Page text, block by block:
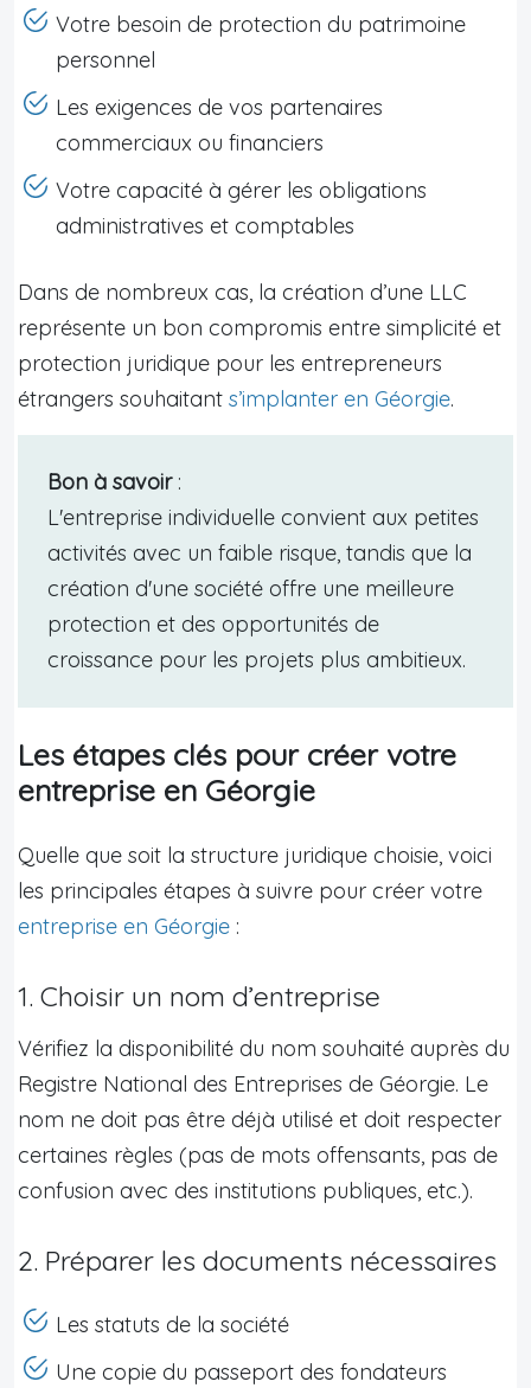
Votre besoin de protection du patrimoine
personnel
Les exigences de vos partenaires
commerciaux ou financiers
Votre capacité à gérer les obligations
administratives et comptables
Dans de nombreux cas, la création d’une LLC
représente un bon compromis entre simplicité et
protection juridique pour les entrepreneurs
étrangers souhaitant s’implanter en Géorgie.
Bon à savoir:
L'entreprise individuelle convient aux petites
activités avec un faible risque, tandis que la
création d'une société offre une meilleure
protection et des opportunités de
croissance pour les projets plus ambitieux.
Les étapes clés pour créer votre
entreprise en Géorgie
Quelle que soit la structure juridique choisie, voici
les principales étapes à suivre pour créer votre
entreprise en Géorgie :
1. Choisir un nom d’entreprise
Vérifiez la disponibilité du nom souhaité auprès du
Registre National des Entreprises de Géorgie. Le
nom ne doit pas être déjà utilisé et doit respecter
certaines règles (pas de mots offensants, pas de
confusion avec des institutions publiques, etc.).
2. Préparer les documents nécessaires
Les statuts de la société
Une copie du passeport des fondateurs